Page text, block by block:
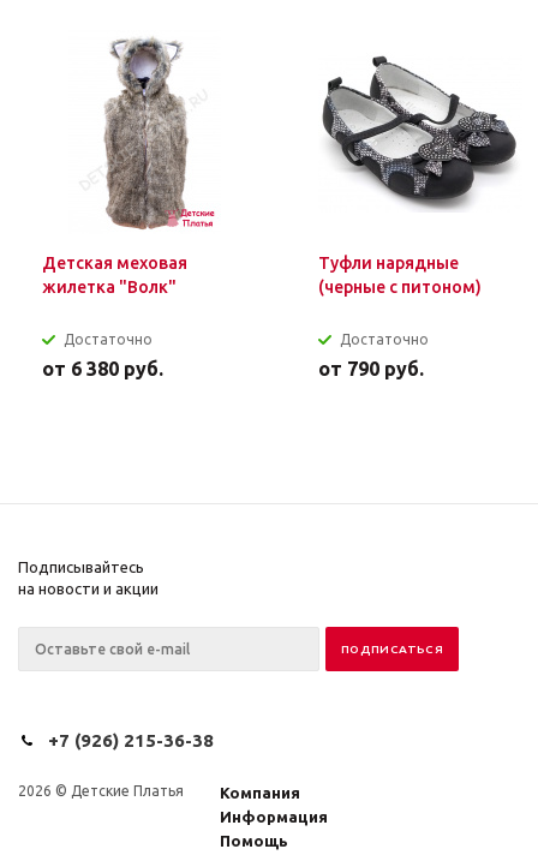
Детская меховая
жилетка "Волк"
Достаточно
от 6 380 руб.
Туфли нарядные
(черные с питоном)
Достаточно
от 790 руб.
Подписывайтесь
на новости и акции
+7 (926) 215-36-38
2026 © Детские Платья
Компания
Информация
Помощь